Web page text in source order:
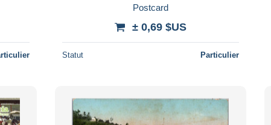
Postcard
± 0,69 $US
Statut Particulier